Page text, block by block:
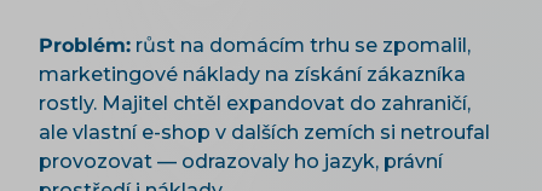
Problém: růst na domácím trhu se zpomalil,
marketingové náklady na získání zákazníka
rostly. Majitel chtěl expandovat do zahraničí,
ale vlastní e-shop v dalších zemích si netroufal
provozovat — odrazovaly ho jazyk, právní